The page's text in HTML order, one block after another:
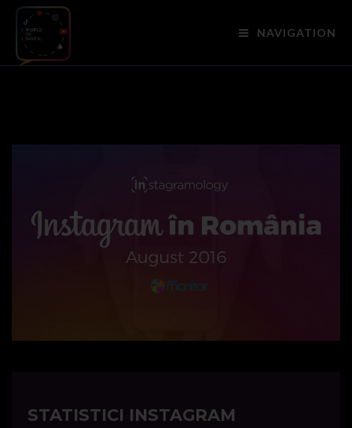
NAVIGATION
STATISTICI INSTAGRAM